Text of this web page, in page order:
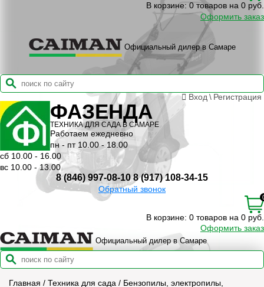
В корзине: 0 товаров на 0 руб.
Оформить заказ
Официальный дилер в Самаре
Вход \ Регистрация
ФАЗЕНДА
ТЕХНИКА ДЛЯ САДА В САМАРЕ
Работаем ежедневно
пн - пт 10.00 - 18.00
сб 10.00 - 16.00
вс 10.00 - 13.00
8 (846) 997-08-10 8 (917) 108-34-15
Обратный звонок
В корзине: 0 товаров на 0 руб.
Оформить заказ
Официальный дилер в Самаре
Главная / Техника для сада / Бензопилы, электропилы,